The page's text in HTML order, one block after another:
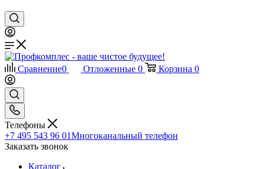
Сравнение0 Отложенные 0 Корзина 0
Телефоны
+7 495 543 96 01Многоканальный телефон
Заказать звонок
Каталог